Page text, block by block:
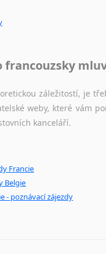
francouzsky
záležitostí, je
weby, které vám
kanceláří.
Francie
Belgie
- poznávací zájezdy